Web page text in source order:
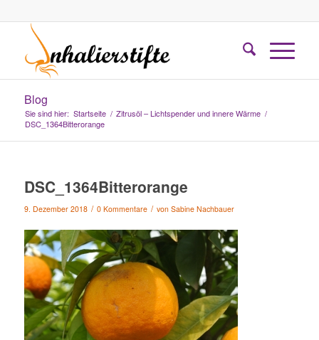
Blog
Sie sind hier: Startseite / Zitrusöl – Lichtspender und innere Wärme /
DSC_1364Bitterorange
DSC_1364Bitterorange
9. Dezember 2018 / 0 Kommentare / von Sabine Nachbauer